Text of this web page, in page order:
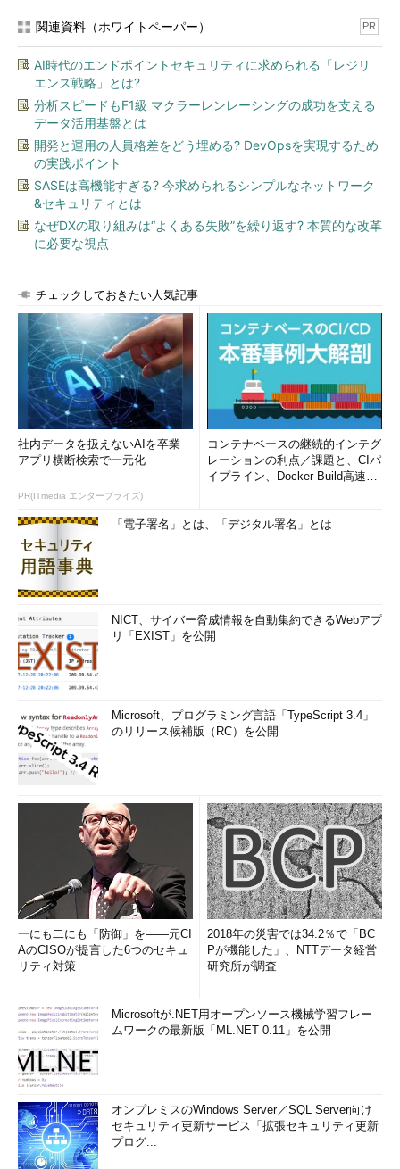
関連資料（ホワイトペーパー） PR
AI時代のエンドポイントセキュリティに求められる「レジリ
エンス戦略」とは?
分析スピードもF1級 マクラーレンレーシングの成功を支える
データ活用基盤とは
開発と運用の人員格差をどう埋める? DevOpsを実現するため
の実践ポイント
SASEは高機能すぎる? 今求められるシンプルなネットワーク
&セキュリティとは
なぜDXの取り組みは“よくある失敗”を繰り返す? 本質的な改革
に必要な視点
チェックしておきたい人気記事
社内データを扱えないAIを卒業
アプリ横断検索で一元化
PR(ITmedia エンタープライズ)
コンテナベースの継続的インテグ
レーションの利点／課題と、CIパ
イプライン、Docker Build高速化
「電子署名」とは、「デジタル署名」とは
NICT、サイバー脅威情報を自動集約できるWebアプ
リ「EXIST」を公開
Microsoft、プログラミング言語「TypeScript 3.4」
のリリース候補版（RC）を公開
一にも二にも「防御」を――元CI
AのCISOが提言した6つのセキュ
リティ対策
2018年の災害では34.2％で「BC
Pが機能した」、NTTデータ経営
研究所が調査
Microsoftが.NET用オープンソース機械学習フレー
ムワークの最新版「ML.NET 0.11」を公開
オンプレミスのWindows Server／SQL Server向け
セキュリティ更新サービス「拡張セキュリティ更新
プログ...